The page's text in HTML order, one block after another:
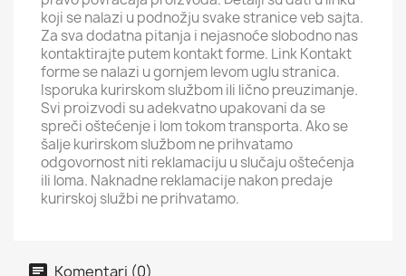
koji se nalazi u podnožju svake stranice veb sajta.
Za sva dodatna pitanja i nejasnoće slobodno nas
kontaktirajte putem kontakt forme. Link Kontakt
forme se nalazi u gornjem levom uglu stranica.
Isporuka kurirskom službom ili lično preuzimanje.
Svi proizvodi su adekvatno upakovani da se
spreči oštećenje i lom tokom transporta. Ako se
šalje kurirskom službom ne prihvatamo
odgovornost niti reklamaciju u slučaju oštećenja
ili loma. Naknadne reklamacije nakon predaje
kurirskoj službi ne prihvatamo.
Komentari (0)